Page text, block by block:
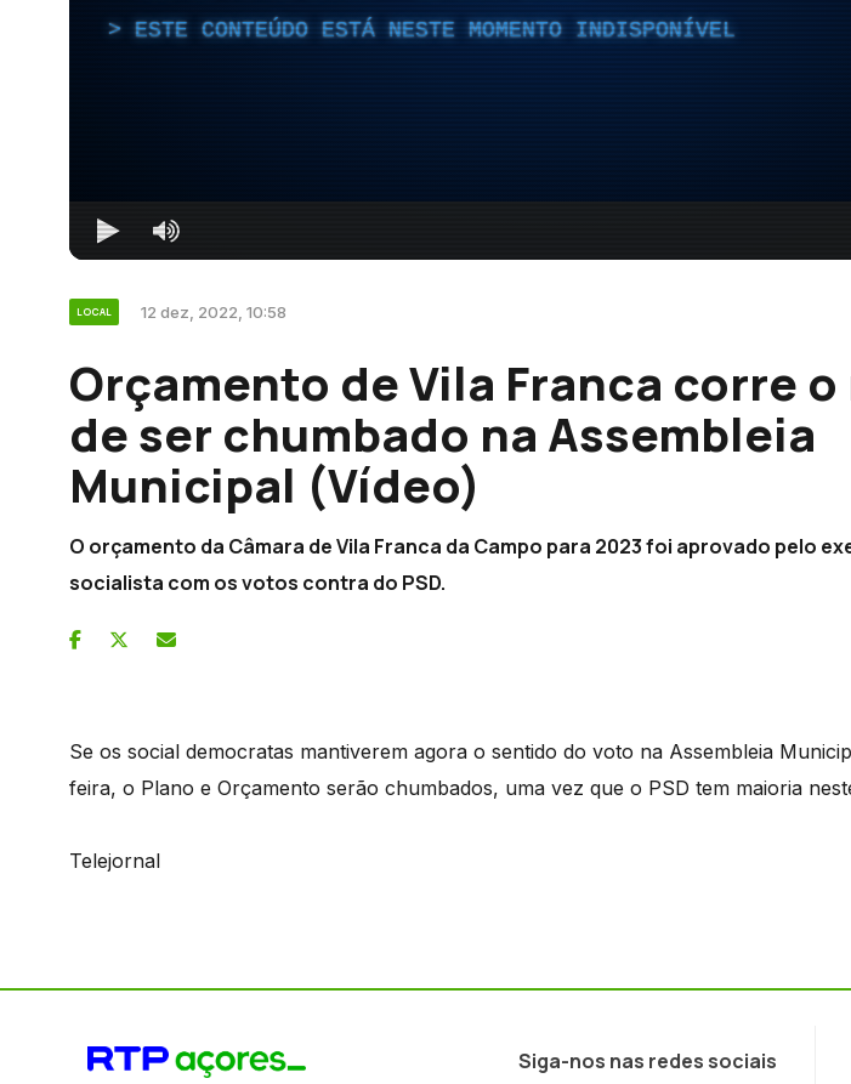
ESTE CONTEÚDO ESTÁ NESTE MOMENTO INDISPONÍVEL
LOCAL 12 dez, 2022, 10:58
Orçamento de Vila Franca corre
de ser chumbado na Assembleia
Municipal (Vídeo)
O orçamento da Câmara de Vila Franca da Campo para 2023 foi aprovado pelo
socialista com os votos contra do PSD.
Se os social democratas mantiverem agora o sentido do voto na Assembleia
feira, o Plano e Orçamento serão chumbados, uma vez que o PSD tem maioria
Telejornal
Siga-nos nas redes sociais